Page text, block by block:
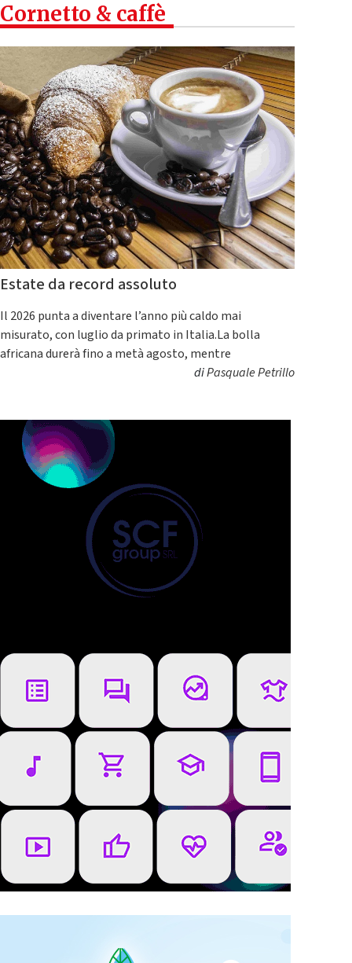
Cornetto & caffè
Estate da record assoluto
Il 2026 punta a diventare l’anno più caldo mai
misurato, con luglio da primato in Italia.La bolla
africana durerà fino a metà agosto, mentre
diPasquale Petrillo